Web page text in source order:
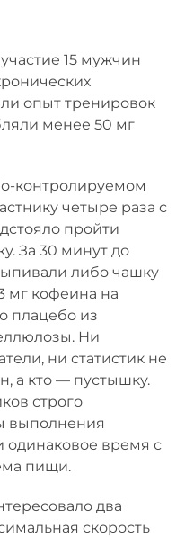
15 мужчин
опыт тренировок
менее 50 мг
контролируемом
четыре раза с
пройти
За 30 минут до
либо чашку
мг кофеина на
плацебо из
Ни
ни статистик не
а кто — пустышку.
строго
выполнения
время с
пищи.
два
скорость